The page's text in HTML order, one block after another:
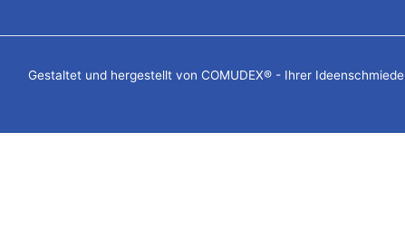
Gestaltet und hergestellt von COMUDEX® - Ihrer Ideenschmiede